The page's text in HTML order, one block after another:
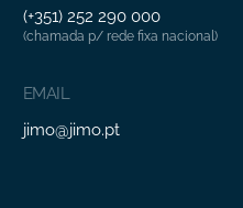
(+351) 252 290 000
(chamada p/ rede fixa nacional)
EMAIL
jimo@jimo.pt